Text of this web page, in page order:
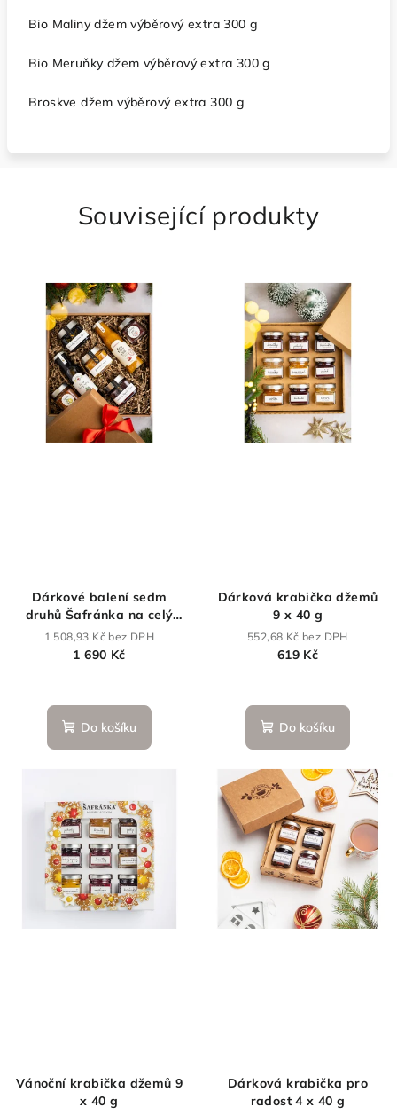
Bio Maliny džem výběrový extra 300 g
Bio Meruňky džem výběrový extra 300 g
Broskve džem výběrový extra 300 g
Související produkty
Dárkové balení sedm
druhů Šafránka na celý
den
1 508,93 Kč bez DPH
1 690 Kč
Do košíku
Dárková krabička džemů
9 x 40 g
552,68 Kč bez DPH
619 Kč
Do košíku
Vánoční krabička džemů 9
x 40 g
Dárková krabička pro
radost 4 x 40 g